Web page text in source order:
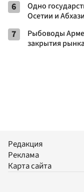
6
Одно
Осетии и
7
Рыбоводы
закрытия
Редакция
Реклама
Карта сайта